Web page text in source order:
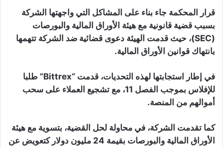
قرار المحكمة جاء بناء على المشاكل التي واجهتها الشركة
بسبب قضية قانونية مع هيئة الأوراق المالية والبورصات
(SEC)، حيث قدمت الهيئة دعوى قضائية ضد الشركة تتهمها
بانتهاك قوانين الأوراق المالية.
في إطار استجابتها لهذه التحديات، قدمت “Bittrex” طلبا
للإفلاس بموجب الفصل 11، مع تشجيع العملاء على سحب
أموالهم من المنصة.
كما تقدمت الشركة، في محاولة لحل القضية، بتسوية مع هيئة
الأوراق المالية والبورصات بقيمة 24 مليون دولار كتعويض عن